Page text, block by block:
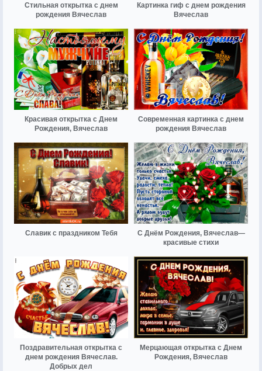
Стильная открытка с днем
рождения Вячеслав
Картинка гиф с днем рождения
Вячеслав
Красивая открытка с Днем
Рождения, Вячеслав
Современная картинка с днем
рождения Вячеслав
Славик с праздником Тебя
С Днём Рождения, Вячеслав—
красивые стихи
Поздравительная открытка с
днем рождения Вячеслав.
Добрых дел
Мерцающая открытка с Днем
Рождения, Вячеслав